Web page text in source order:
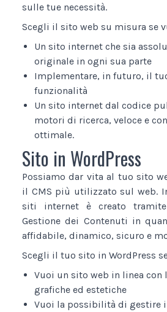
sulle tue necessità.
Scegli il sito web su misura se
Un sito internet che sia
originale in ogni sua parte
Implementare, in futuro, il
funzionalità
Un sito internet dal codice
motori di ricerca, veloce e
ottimale.
Sito in WordPress
Possiamo dar vita al tuo sito
il CMS più utilizzato sul web.
siti internet è creato
Gestione dei Contenuti in
affidabile, dinamico, sicuro e
Scegli il tuo sito in WordPress
Vuoi un sito web in linea con
grafiche ed estetiche
Vuoi la possibilità di gestire